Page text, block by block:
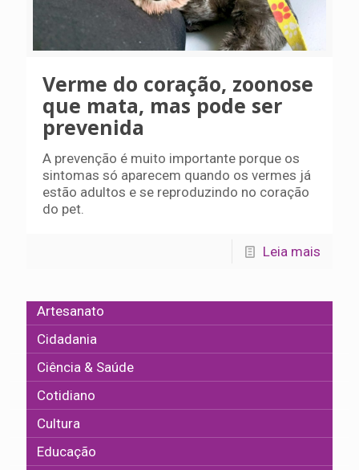
Verme do coração, zoonose
que mata, mas pode ser
prevenida
A prevenção é muito importante porque os
sintomas só aparecem quando os vermes já
estão adultos e se reproduzindo no coração
do pet.
Leia mais
Artesanato
Cidadania
Ciência & Saúde
Cotidiano
Cultura
Educação